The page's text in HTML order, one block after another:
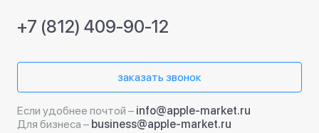
+7 (812) 409-90-12
заказать звонок
Если удобнее почтой – info@apple-market.ru
Для бизнеса – business@apple-market.ru